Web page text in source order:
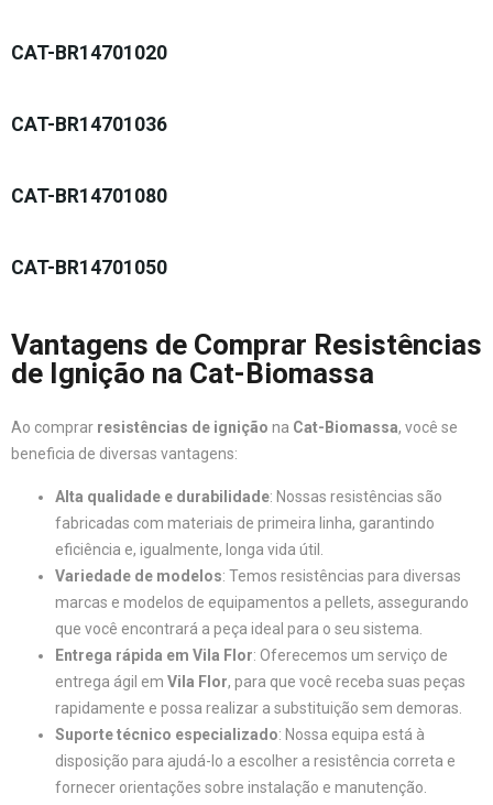
CAT-BR14701020
CAT-BR14701036
CAT-BR14701080
CAT-BR14701050
Vantagens de Comprar Resistências
de Ignição na Cat-Biomassa
Ao comprar resistências de ignição na Cat-Biomassa, você se
beneficia de diversas vantagens:
Alta qualidade e durabilidade: Nossas resistências são
fabricadas com materiais de primeira linha, garantindo
eficiência e, igualmente, longa vida útil.
Variedade de modelos: Temos resistências para diversas
marcas e modelos de equipamentos a pellets, assegurando
que você encontrará a peça ideal para o seu sistema.
Entrega rápida em Vila Flor: Oferecemos um serviço de
entrega ágil em Vila Flor, para que você receba suas peças
rapidamente e possa realizar a substituição sem demoras.
Suporte técnico especializado: Nossa equipa está à
disposição para ajudá-lo a escolher a resistência correta e
fornecer orientações sobre instalação e manutenção.